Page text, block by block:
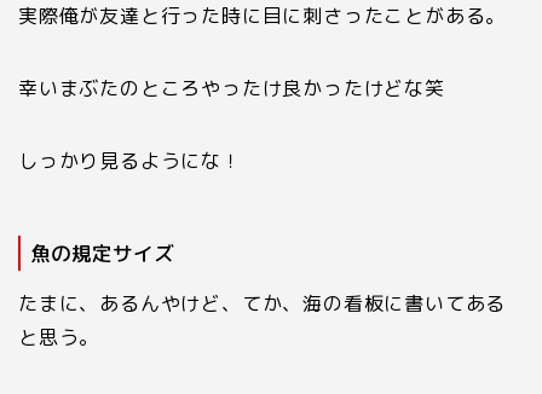
実際俺が友達と行った時に目に刺さったことがある。
幸いまぶたのところやったけ良かったけどな笑
しっかり見るようにな！
魚の規定サイズ
たまに、あるんやけど、てか、海の看板に書いてある
と思う。